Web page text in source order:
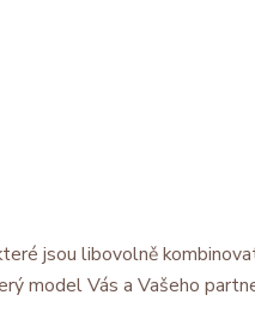
jsou libovolně
model Vás a Vašeho